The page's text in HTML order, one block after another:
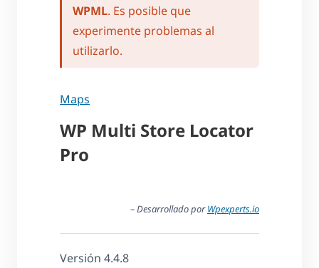
WPML. Es posible que
experimente problemas al
utilizarlo.
Maps
WP Multi Store Locator
Pro
– Desarrollado porWpexperts.io
Versión 4.4.8